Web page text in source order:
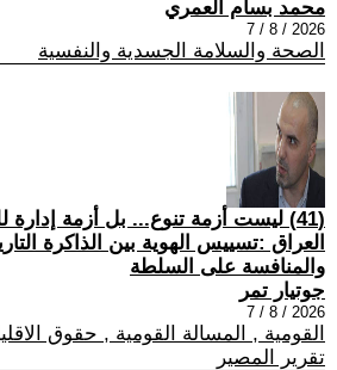
محمد بسام العمري
2026 / 8 / 7
الصحة والسلامة الجسدية والنفسية
(41) ليست أزمة تنوع... بل أزمة إدارة
العراق :تسييس الهوية بين الذاكرة
والمنافسة على السلطة
جوتيار تمر
2026 / 8 / 7
القومية , المسالة القومية , حقوق
تقرير المصير